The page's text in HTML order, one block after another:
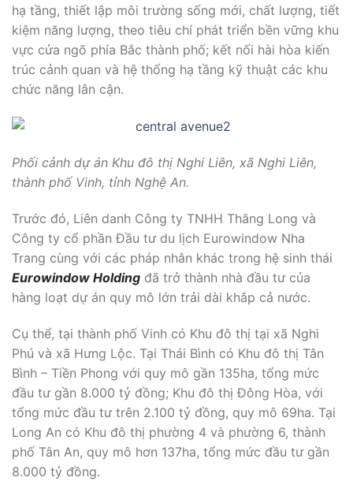
hạ tầng, thiết lập môi trường sống mới, chất lượng, tiết
kiệm năng lượng, theo tiêu chí phát triển bền vững khu
vực cửa ngõ phía Bắc thành phố; kết nối hài hòa kiến
trúc cảnh quan và hệ thống hạ tầng kỹ thuật các khu
chức năng lân cận.
Phối cảnh dự án Khu đô thị Nghi Liên, xã Nghi Liên,
thành phố Vinh, tỉnh Nghệ An.
Trước đó, Liên danh Công ty TNHH Thăng Long và
Công ty cổ phần Đầu tư du lịch Eurowindow Nha
Trang cùng với các pháp nhân khác trong hệ sinh thái
Eurowindow Holding đã trở thành nhà đầu tư của
hàng loạt dự án quy mô lớn trải dài khắp cả nước.
Cụ thể, tại thành phố Vinh có Khu đô thị tại xã Nghi
Phú và xã Hưng Lộc. Tại Thái Bình có Khu đô thị Tân
Bình – Tiền Phong với quy mô gần 135ha, tổng mức
đầu tư gần 8.000 tỷ đồng; Khu đô thị Đông Hòa, với
tổng mức đầu tư trên 2.100 tỷ đồng, quy mô 69ha. Tại
Long An có Khu đô thị phường 4 và phường 6, thành
phố Tân An, quy mô hơn 137ha, tổng mức đầu tư gần
8.000 tỷ đồng.